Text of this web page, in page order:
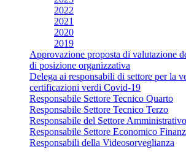
2022
2021
2020
2019
Approvazione proposta di valutazione
di posizione organizzativa
Delega ai responsabili di settore per la
certificazioni verdi Covid-19
Responsabile Settore Tecnico Quarto
Responsabile Settore Tecnico Terzo
Responsabile del Settore Amministrativo
Responsabile Settore Economico
Responsabili della Videosorveglianza